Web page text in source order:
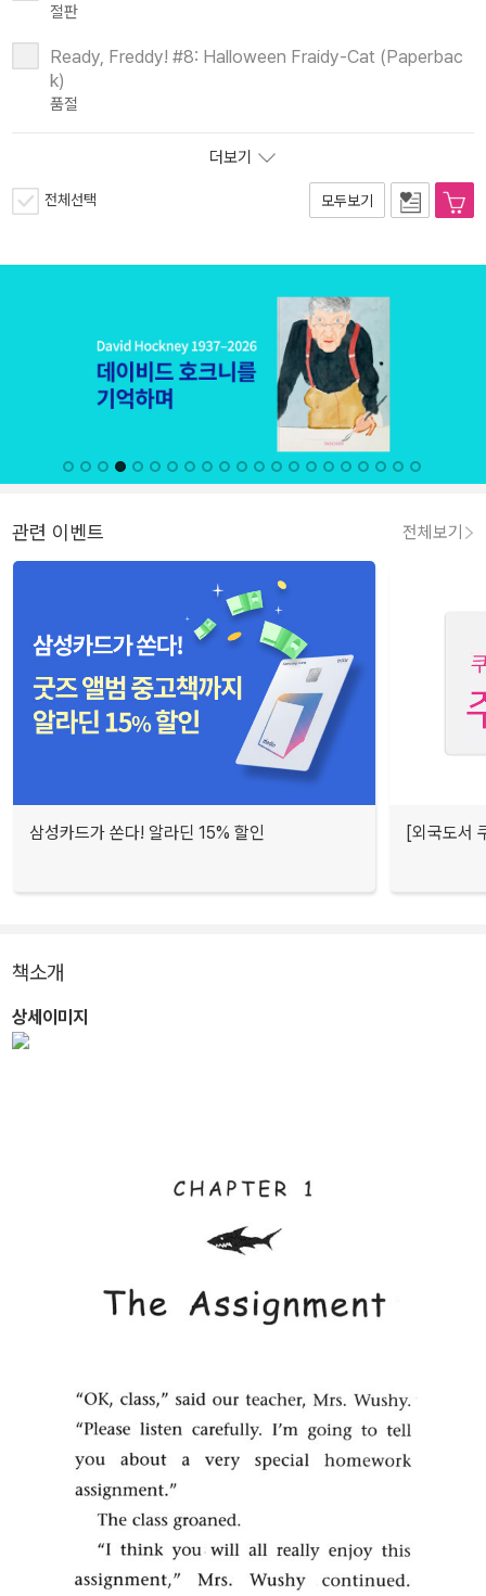
절판
Ready, Freddy! #8: Halloween Fraidy-Cat (Paperbac
k)
품절
더보기
전체선택 모두보기
관련 이벤트 전체보기
삼성카드가 쏜다! 알라딘 15% 할인 [외국도서
책소개
상세이미지